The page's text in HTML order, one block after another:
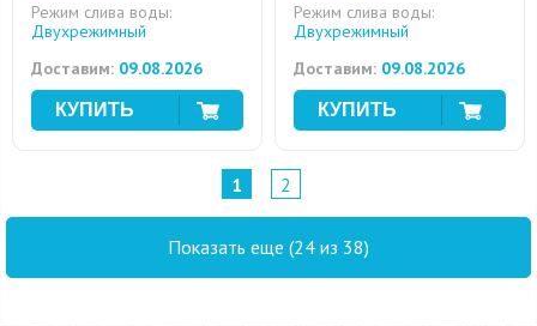
Режим слива воды:
Двухрежимный
Доставим: 09.08.2026
Режим слива воды:
Двухрежимный
Доставим: 09.08.2026
1 2
Показать еще (24 из 38)